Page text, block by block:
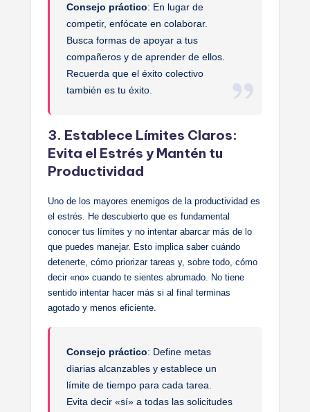
Consejo práctico: En lugar de
competir, enfócate en colaborar.
Busca formas de apoyar a tus
compañeros y de aprender de ellos.
Recuerda que el éxito colectivo
también es tu éxito.
3. Establece Límites Claros:
Evita el Estrés y Mantén tu
Productividad
Uno de los mayores enemigos de la productividad es
el estrés. He descubierto que es fundamental
conocer tus límites y no intentar abarcar más de lo
que puedes manejar. Esto implica saber cuándo
detenerte, cómo priorizar tareas y, sobre todo, cómo
decir «no» cuando te sientes abrumado. No tiene
sentido intentar hacer más si al final terminas
agotado y menos eficiente.
Consejo práctico: Define metas
diarias alcanzables y establece un
límite de tiempo para cada tarea.
Evita decir «sí» a todas las solicitudes